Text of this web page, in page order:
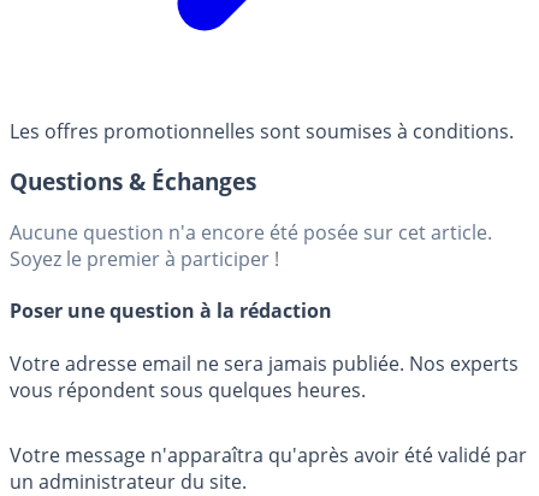
Les offres promotionnelles sont soumises à conditions.
Questions & Échanges
Aucune question n'a encore été posée sur cet article.
Soyez le premier à participer !
Poser une question à la rédaction
Votre adresse email ne sera jamais publiée. Nos experts
vous répondent sous quelques heures.
Votre message n'apparaîtra qu'après avoir été validé par
un administrateur du site.